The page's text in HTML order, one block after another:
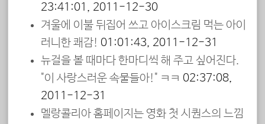
23:41:01, 2011-12-30
겨울에 이불 뒤집어 쓰고 아이스크림 먹는 아이
러니한 쾌감! 01:01:43, 2011-12-31
뉴걸을 볼 때마다 한마디씩 해 주고 싶어진다.
"이 사랑스러운 속물들아!" ㅋㅋ 02:37:08,
2011-12-31
멜랑콜리아 홈페이지는 영화 첫 시퀀스의 느낌